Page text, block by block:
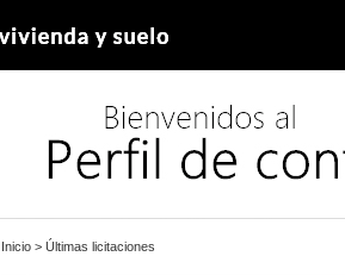
Inicio > Últimas licitaciones